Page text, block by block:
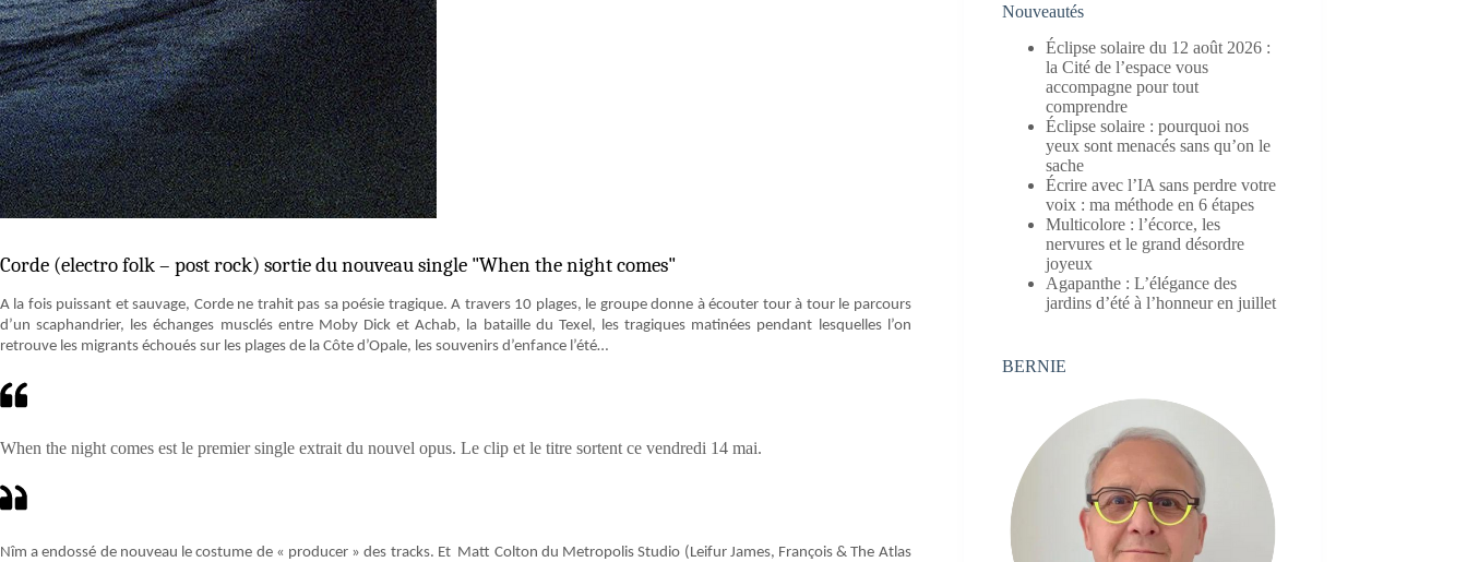
Corde (electro folk – post rock) sortie du nouveau single "When the night comes"
A la fois puissant et sauvage, Corde ne trahit pas sa poésie tragique. A travers 10 plages, le groupe donne à écouter tour à tour le parcours
d’un scaphandrier, les échanges musclés entre Moby Dick et Achab, la bataille du Texel, les tragiques matinées pendant lesquelles l’on
retrouve les migrants échoués sur les plages de la Côte d’Opale, les souvenirs d’enfance l’été…
When the night comes est le premier single extrait du nouvel opus. Le clip et le titre sortent ce vendredi 14 mai.
Nîm a endossé de nouveau le costume de « producer » des tracks. Et Matt Colton du Metropolis Studio (Leifur James, François & The Atlas
Nouveautés
Éclipse solaire du 12 août 2026 :
la Cité de l’espace vous
accompagne pour tout
comprendre
Éclipse solaire : pourquoi nos
yeux sont menacés sans qu’on le
sache
Écrire avec l’IA sans perdre votre
voix : ma méthode en 6 étapes
Multicolore : l’écorce, les
nervures et le grand désordre
joyeux
Agapanthe : L’élégance des
jardins d’été à l’honneur en juillet
BERNIE